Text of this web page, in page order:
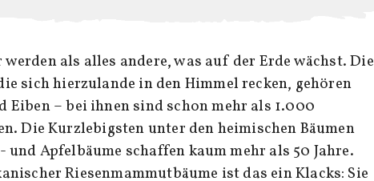
werden als alles andere, was auf der Erde wächst. Die
sich hierzulande in den Himmel recken, gehören
Eiben – bei ihnen sind schon mehr als 1.000
Die Kurzlebigsten unter den heimischen Bäumen
Apfelbäume schaffen kaum mehr als 50 Jahre.
Riesenmammutbäume ist das ein Klacks: Sie